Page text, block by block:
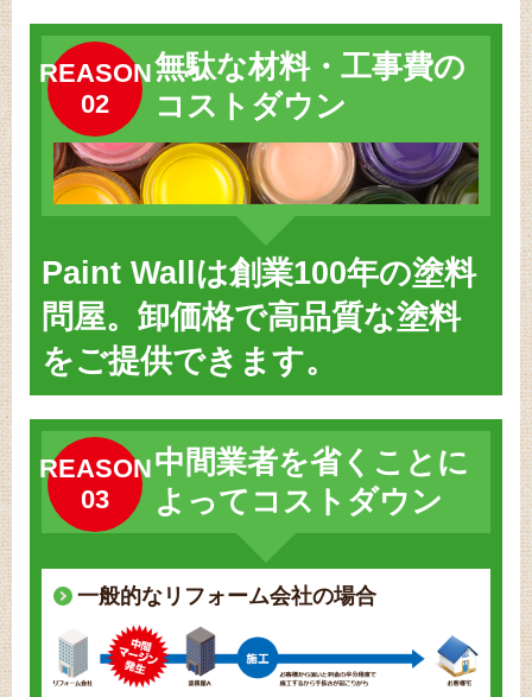
REASON
02
無駄な材料・工事費の
コストダウン
Paint Wallは創業100年の塗料
問屋。卸価格で高品質な塗料
をご提供できます。
REASON
03
中間業者を省くことに
よってコストダウン
一般的なリフォーム会社の場合